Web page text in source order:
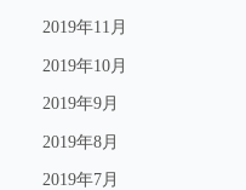
2019年11月
2019年10月
2019年9月
2019年8月
2019年7月